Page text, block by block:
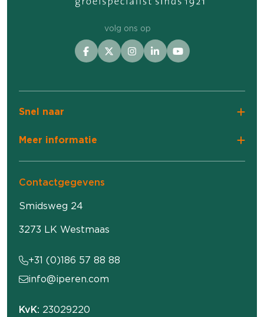
volg ons op
Snel naar
Meer informatie
Contactgegevens
Smidsweg 24
3273 LK Westmaas
KvK: 23029220
+31 (0)186 57 88 88
info@iperen.com